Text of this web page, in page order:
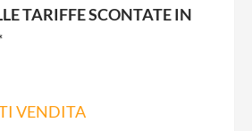
TARIFFE SCONTATE IN
VENDITA